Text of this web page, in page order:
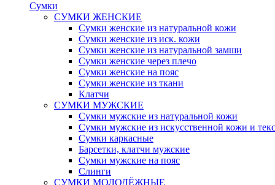
Сумки
СУМКИ ЖЕНСКИЕ
Сумки женские из натуральной кожи
Сумки женские из иск. кожи
Сумки женские из натуральной замши
Сумки женские через плечо
Сумки женские на пояс
Сумки женские из ткани
Клатчи
СУМКИ МУЖСКИЕ
Сумки мужские из натуральной кожи
Сумки мужские из искусственной кожи и
Сумки каркасные
Барсетки, клатчи мужские
Сумки мужские на пояс
Слинги
СУМКИ МОЛОДЁЖНЫЕ